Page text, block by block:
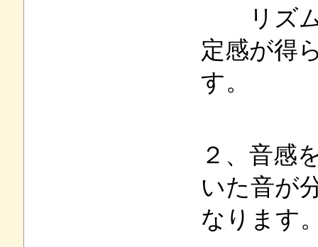
リズム
定感が得
す。
２、音感
いた音が
なります